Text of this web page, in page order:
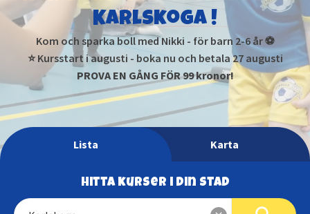
Karlskoga !
Kom och sparka boll med Nikki - för barn 2-6 år ⚽
⭐ Kursstart i augusti - boka nu och betala 27 augusti
PROVA EN GÅNG FÖR 99 kronor!
Lista Karta
Hitta kurser i din stad